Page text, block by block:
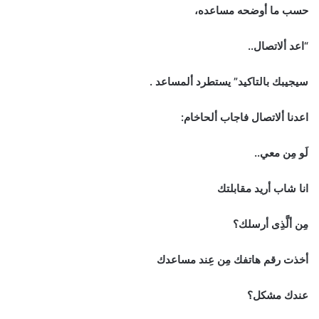
حسب ما أوضحه مساعده،
“اعد ألاتصال..
سيجيبك بالتاكيد” يستطرد ألمساعد .
اعدنا ألاتصال فاجاب ألحاخام:
لَو مِن معي..
انا شاب أريد مقابلتك
مِن ألَّذِى أرسلك؟
أخذت رقم هاتفك مِن عِند مساعدك
عندك مشكل؟